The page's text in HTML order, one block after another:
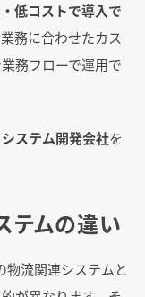
低コストで導入で
務に合わせたカス
務フローで運用で
ステム開発会社を
テムの違い
物流関連システムと